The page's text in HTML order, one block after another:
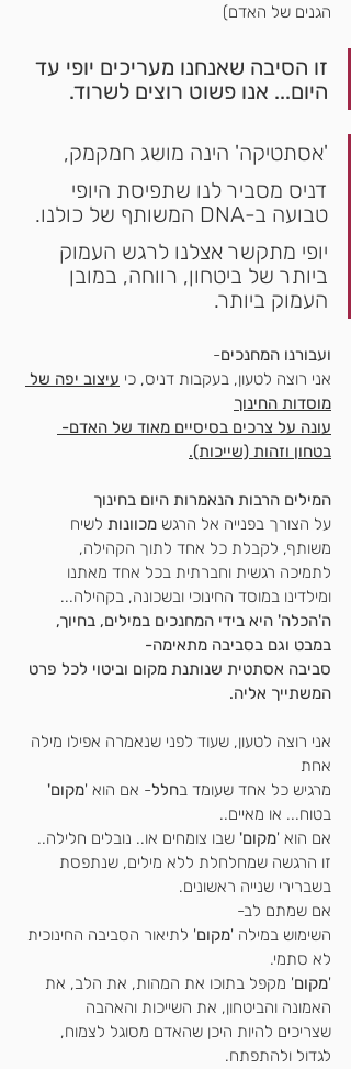
הגנים של האדם)
זו הסיבה שאנחנו מעריכים יופי עד
היום... אנו פשוט רוצים לשרוד.
'אסתטיקה' הינה מושג חמקמק,
דניס מסביר לנו שתפיסת היופי
טבועה ב-DNA המשותף של כולנו.
יופי מתקשר אצלנו לרגש העמוק
ביותר של ביטחון, רווחה, במובן
העמוק ביותר.
ועבורנו המחנכים-
אני רוצה לטעון, בעקבות דניס, כי עיצוב יפה של
מוסדות החינוך
עונה על צרכים בסיסיים מאוד של האדם-
בטחון וזהות (שייכות).
המילים הרבות הנאמרות היום בחינוך
על הצורך בפנייה אל הרגש מכוונות לשיח
משותף, לקבלת כל אחד לתוך הקהילה,
לתמיכה רגשית וחברתית בכל אחד מאתנו
ומילדינו במוסד החינוכי ובשכונה, בקהילה...
ה'הכלה' היא בידי המחנכים במילים, בחיוך,
במבט וגם בסביבה מתאימה-
סביבה אסתטית שנותנת מקום וביטוי לכל פרט
המשתייך אליה.
אני רוצה לטעון, שעוד לפני שנאמרה אפילו מילה
אחת
מרגיש כל אחד שעומד בחלל- אם הוא 'מקום'
בטוח... או מאיים..
אם הוא 'מקום' שבו צומחים או.. נובלים חלילה..
זו הרגשה שמחלחלת ללא מילים, שנתפסת
בשברירי שנייה ראשונים.
אם שמתם לב-
השימוש במילה 'מקום' לתיאור הסביבה החינוכית
לא סתמי.
'מקום' מקפל בתוכו את המהות, את הלב, את
האמונה והביטחון, את השייכות והאהבה
שצריכים להיות היכן שהאדם מסוגל לצמוח,
לגדול ולהתפתח.